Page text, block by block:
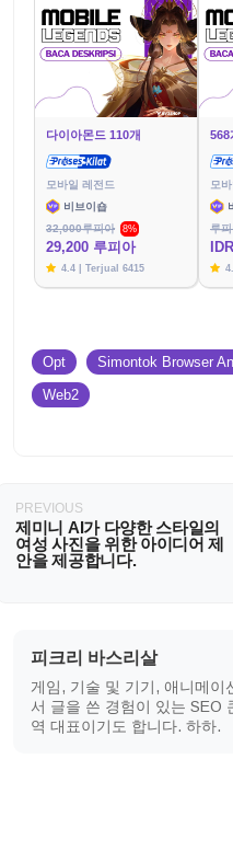
다이아몬드 110개
모바일 레전드
비브이숍
32,000루피아
8%
29,200 루피아
4.4 | Terjual 6415
568
모
루
Opt Simontok Browser
Web2
PREVIOUS
제미니 AI가 다양한 스타일의
여성 사진을 위한 아이디어 제
안을 제공합니다.
피크리 바스리살
게임, 기술 및 기기, 애니메이
서 글을 쓴 경험이 있는 SEO
역 대표이기도 합니다. 하하.